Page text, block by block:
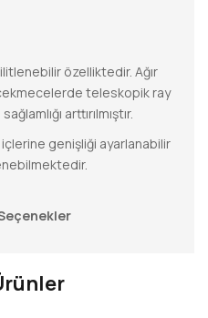
özelliktedir. Ağır
teleskopik ray
arttırılmıştır.
genişliği ayarlanabilir